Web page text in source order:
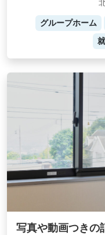
グループホーム
写真や動画つきの